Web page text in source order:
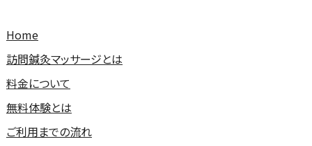
Home
訪問鍼灸マッサージとは
料金について
無料体験とは
ご利用までの流れ